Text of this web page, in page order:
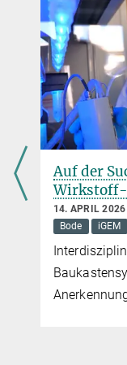
+49 160 91387-362
virginia.geisel@...
Auf der
14. APRIL 2026
Bode
iGEM